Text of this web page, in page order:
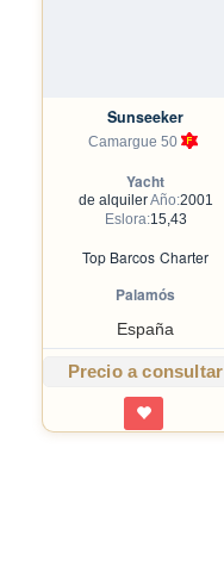
Sunseeker
Camargue 50
Yacht
de alquilerAño:2001
Eslora:15,43
Top Barcos Charter
Palamós
España
Precio a consultar